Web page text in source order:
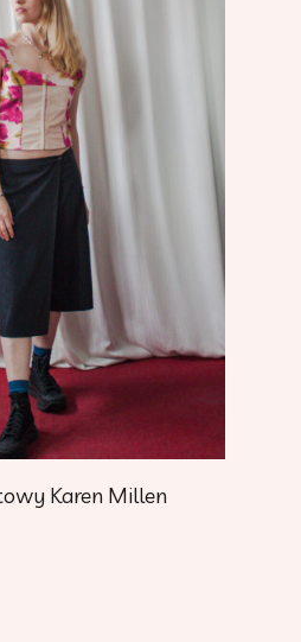
Do Koszyka
Karen Millen